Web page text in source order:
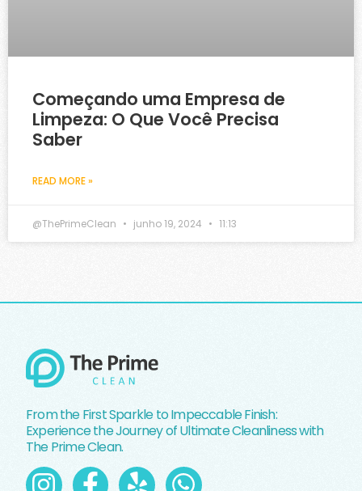
Começando uma Empresa de
Limpeza: O Que Você Precisa
Saber
READ MORE »
@ThePrimeClean junho 19, 2024 11:13
From the First Sparkle to Impeccable Finish:
Experience the Journey of Ultimate Cleanliness with
The Prime Clean.